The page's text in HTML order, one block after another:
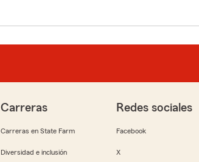
Carreras
Carreras en State Farm
Diversidad e inclusión
Redes sociales
Facebook
X